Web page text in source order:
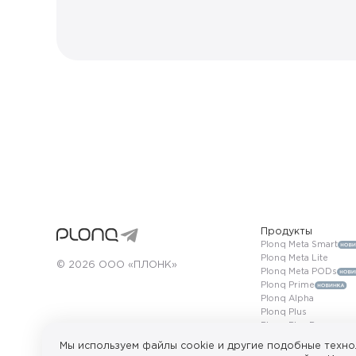
Мы используем файлы cookie и другие подобные
© 2026 ООО «ПЛОНК»
Продукты
Plonq Meta Smart
Plonq Meta Lite
Plonq Meta PODs
Plonq Prime
Plonq Alpha
Plonq Plus
ПРОДАЖА НЕСОВЕРШЕННОЛЕТНИМ ЗАПРЕЩЕНА. Сайт